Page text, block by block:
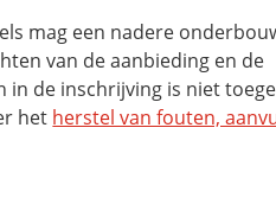
mag een nadere
van de aanbieding en de
in de inschrijving is niet
het herstel van fouten,